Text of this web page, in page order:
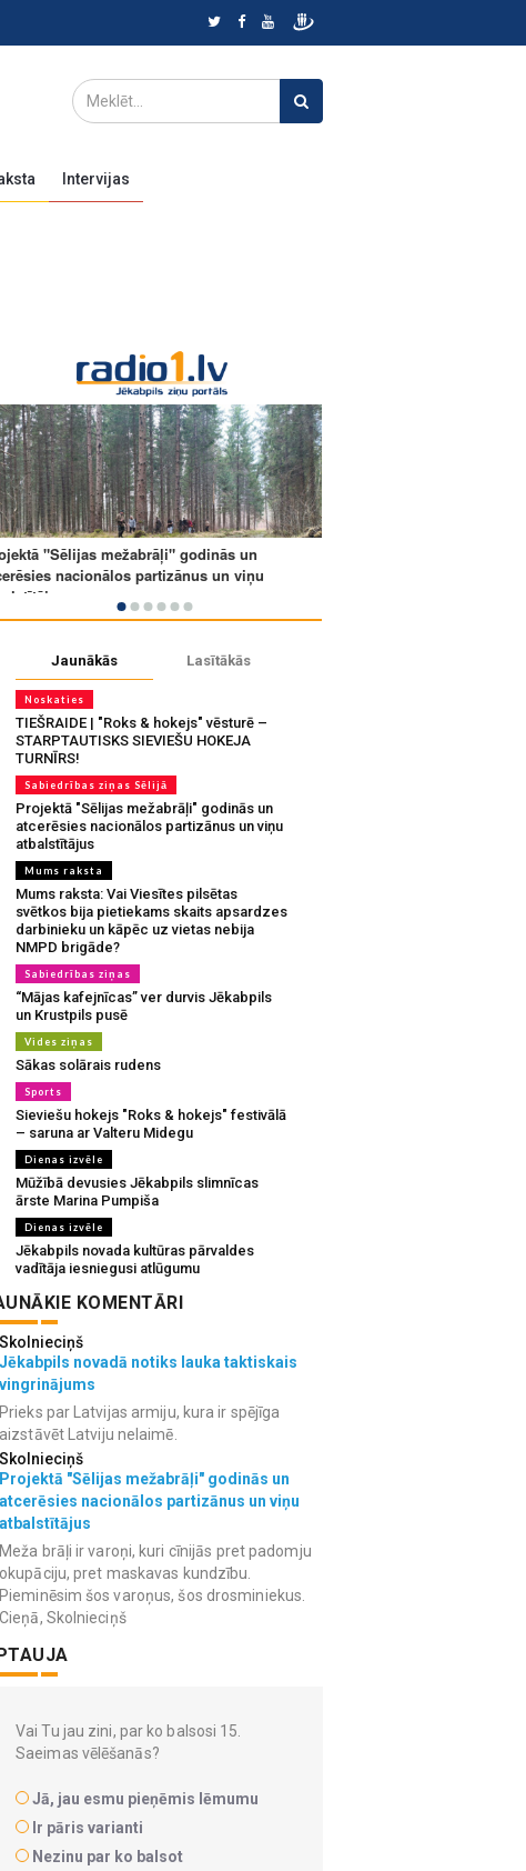
Intervijas
Jaunākās Lasītākās
Noskaties
TIEŠRAIDE | "Roks & hokejs" vēsturē –
STARPTAUTISKS SIEVIEŠU HOKEJA
TURNĪRS!
Sabiedrības ziņas Sēlijā
Projektā "Sēlijas mežabrāļi" godinās un
atcerēsies nacionālos partizānus un viņu
atbalstītājus
Mums raksta
Mums raksta: Vai Viesītes pilsētas
svētkos bija pietiekams skaits apsardzes
darbinieku un kāpēc uz vietas nebija
NMPD brigāde?
Sabiedrības ziņas
“Mājas kafejnīcas” ver durvis Jēkabpils
un Krustpils pusē
Vides ziņas
Sākas solārais rudens
Sports
Sieviešu hokejs "Roks & hokejs" festivālā
– saruna ar Valteru Midegu
Dienas izvēle
Mūžībā devusies Jēkabpils slimnīcas
ārste Marina Pumpiša
Dienas izvēle
Jēkabpils novada kultūras pārvaldes
vadītāja iesniegusi atlūgumu
KOMENTĀRI
Skolnieciņš
Jēkabpils novadā notiks lauka taktiskais
vingrinājums
Prieks par Latvijas armiju, kura ir spējīga
aizstāvēt Latviju nelaimē.
Skolnieciņš
Projektā "Sēlijas mežabrāļi" godinās un
atcerēsies nacionālos partizānus un viņu
atbalstītājus
Meža brāļi ir varoņi, kuri cīnijās pret padomju
okupāciju, pret maskavas kundzību.
Pieminēsim šos varoņus, šos drosminiekus.
Cieņā, Skolnieciņš
Vai Tu jau zini, par ko balsosi 15.
Saeimas vēlēšanās?
Jā, jau esmu pieņēmis lēmumu
Ir pāris varianti
Nezinu par ko balsot